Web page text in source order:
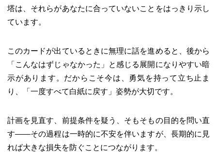
塔は、それらがあなたに合っていないことをはっきり示し
ています。
このカードが出ているときに無理に話を進めると、後から
「こんなはずじゃなかった」と感じる展開になりやすい暗
示があります。だからこそ今は、勇気を持って立ち止ま
り、「一度すべて白紙に戻す」姿勢が大切です。
計画を見直す、前提条件を疑う、そもそもの目的を問い直
す――その過程は一時的に不安を伴いますが、長期的に見
れば大きな損失を防ぐことにつながります。